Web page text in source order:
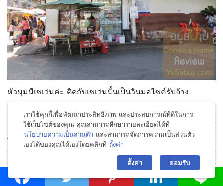
หัวมุมมีเซเว่นค่ะ ติดกับเซเว่นนั้นเป็นวินมอไซค์รับจ้าง
พาเดินเล่นมาดูภายในซอยพญานาคค่ะ
เราใช้คุกกี้เพื่อพัฒนาประสิทธิภาพ และประสบการณ์ที่ดีในการ
ใช้เว็บไซต์ของคุณ คุณสามารถศึกษารายละเอียดได้ที่
นโยบายความเป็นส่วนตัว และสามารถจัดการความเป็นส่วนตัว
เองได้ของคุณได้เองโดยคลิกที่ ตั้งค่า
ตั้งค่า ยอมรับ